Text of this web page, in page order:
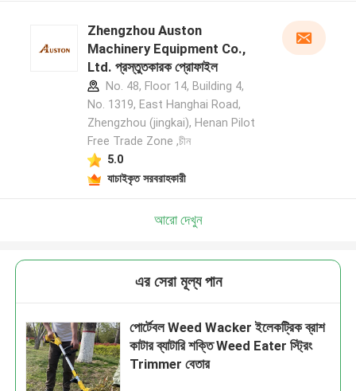
Zhengzhou Auston
Machinery Equipment Co.,
Ltd. প্রস্তুতকারক প্রোফাইল
No. 48, Floor 14, Building 4,
No. 1319, East Hanghai Road,
Zhengzhou (jingkai), Henan Pilot
Free Trade Zone ,চীন
5.0
যাচাইকৃত সরবরাহকারী
আরো দেখুন
এর সেরা মূল্য পান
পোর্টেবল Weed Wacker ইলেকট্রিক ব্রাশ
কাটার ব্যাটারি শক্তি Weed Eater স্ট্রিং
Trimmer বেতার